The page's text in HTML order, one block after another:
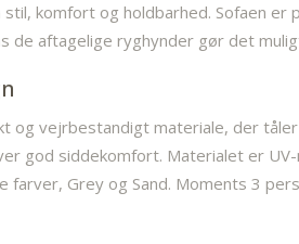
komfort og holdbarhed. Sofaen
de aftagelige ryghynder gør det
og vejrbestandigt materiale, der
god siddekomfort. Materialet er
Grey og Sand. Moments 3